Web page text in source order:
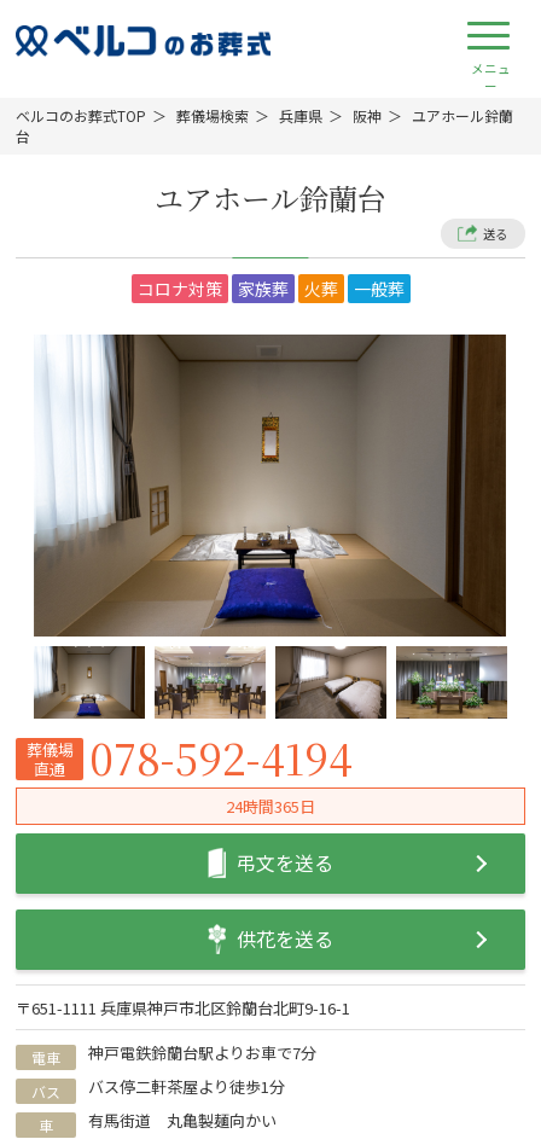
ベルコのお葬式TOP 葬儀場検索 兵庫県 阪神
ユアホール鈴蘭
台
ユアホール鈴蘭台
送る
コロナ対策 家族葬 火葬 一般葬
葬儀場
直通
078-592-4194
24時間365日
弔文を送る
供花を送る
〒651-1111 兵庫県神戸市北区鈴蘭台北町9-16-1
電車 神戸電鉄鈴蘭台駅よりお車で7分
バス バス停二軒茶屋より徒歩1分
車 有馬街道 丸亀製麺向かい